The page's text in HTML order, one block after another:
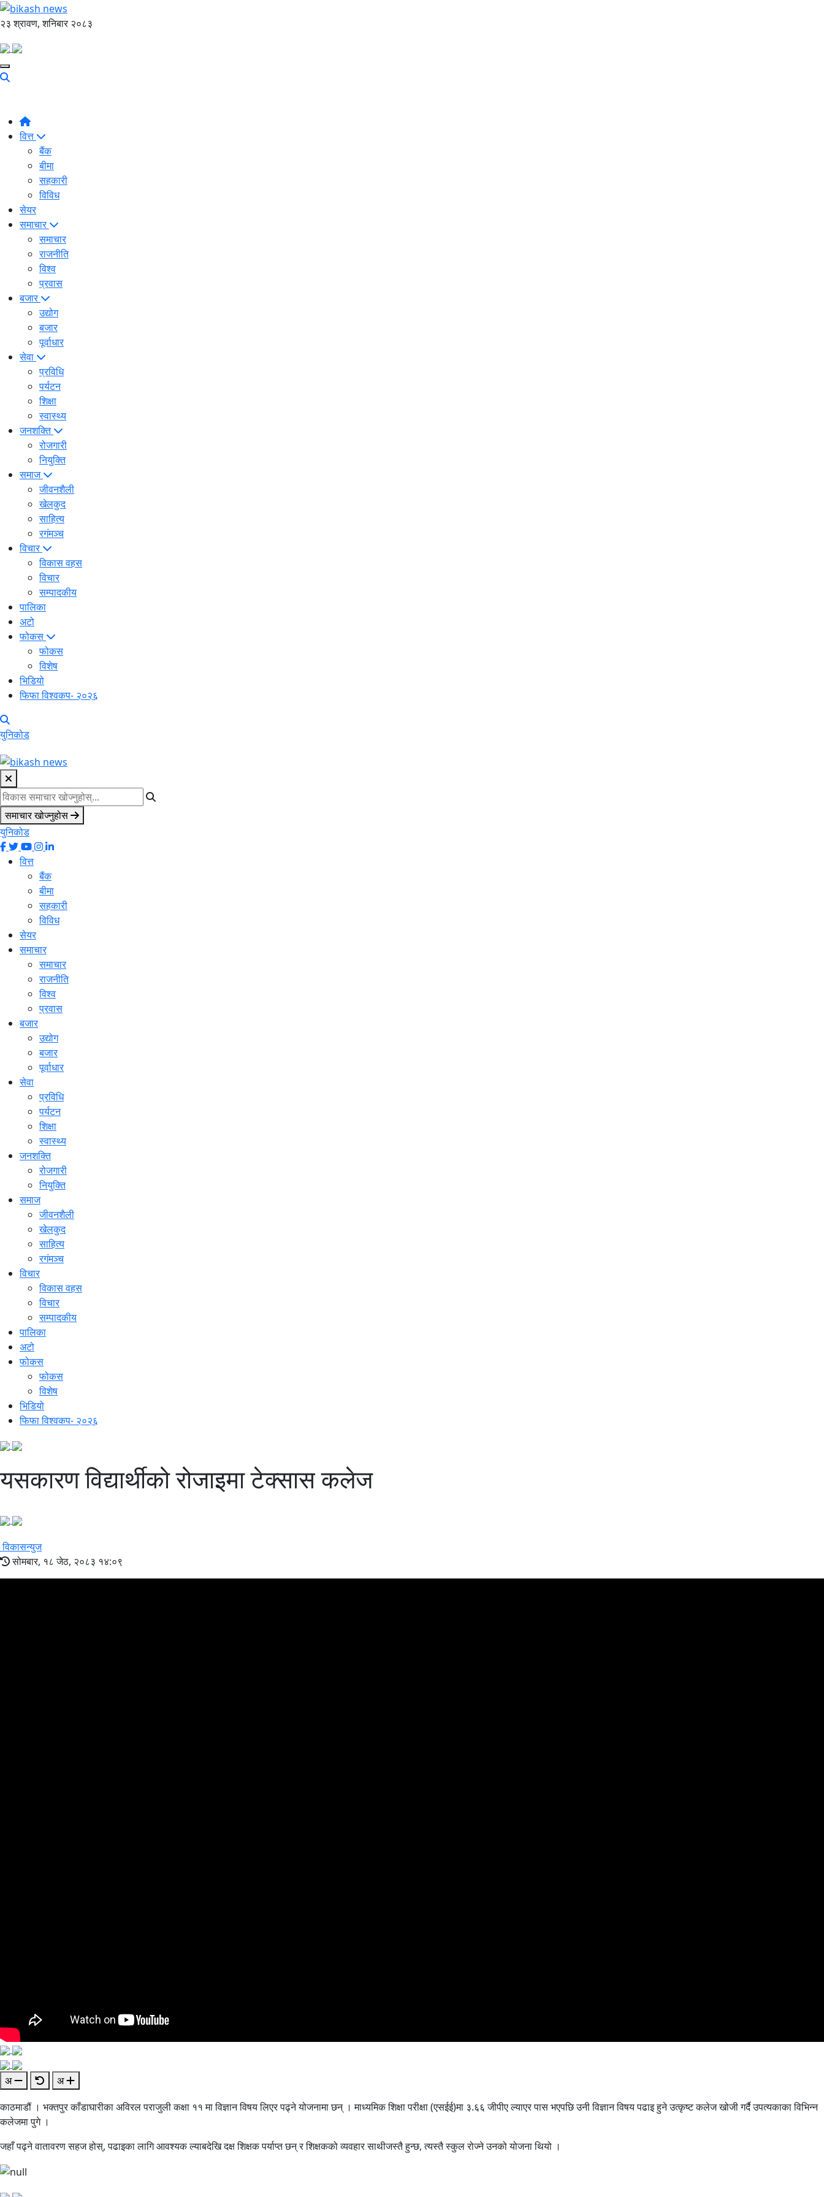
२३ श्रावण, शनिबार २०८३
वित्त
बैंक
बीमा
सहकारी
विविध
सेयर
समाचार
समाचार
राजनीति
विश्व
प्रवास
बजार
उद्योग
बजार
पूर्वाधार
सेवा
प्रविधि
पर्यटन
शिक्षा
स्वास्थ्य
जनशक्ति
रोजगारी
नियुक्ति
समाज
जीवनशैली
खेलकुद
साहित्य
रगंमञ्च
विचार
विकास वहस
विचार
सम्पादकीय
पालिका
अटो
फोकस
फोकस
विशेष
भिडियो
फिफा विश्वकप- २०२६
युनिकोड
समाचार खोज्नुहोस
युनिकोड
वित्त
बैंक
बीमा
सहकारी
विविध
सेयर
समाचार
समाचार
राजनीति
विश्व
प्रवास
बजार
उद्योग
बजार
पूर्वाधार
सेवा
प्रविधि
पर्यटन
शिक्षा
स्वास्थ्य
जनशक्ति
रोजगारी
नियुक्ति
समाज
जीवनशैली
खेलकुद
साहित्य
रगंमञ्च
विचार
विकास वहस
विचार
सम्पादकीय
पालिका
अटो
फोकस
फोकस
विशेष
भिडियो
फिफा विश्वकप- २०२६
यसकारण विद्यार्थीको रोजाइमा टेक्सास कलेज
विकासन्युज
सोमबार, १८ जेठ, २०८३ १४:०९
अ
अ
काठमाडौं । भक्तपुर काँडाघारीका अविरल पराजुली कक्षा ११ मा विज्ञान विषय लिएर पढ्ने योजनामा छन् । माध्यमिक शिक्षा परीक्षा (एसईई)मा ३.६६ जीपीए ल्याएर पास भएपछि उनी विज्ञान विषय पढाइ हुने उत्कृष्ट कलेज खोजी गर्दै उपत्यकाका विभिन्न
कलेजमा पुगे ।
जहाँ पढ्ने वातावरण सहज होस्, पढाइका लागि आवश्यक ल्याबदेखि दक्ष शिक्षक पर्याप्त छन् र शिक्षकको व्यवहार साथीजस्तै हुन्छ, त्यस्तै स्कुल रोज्ने उनको योजना थियो ।